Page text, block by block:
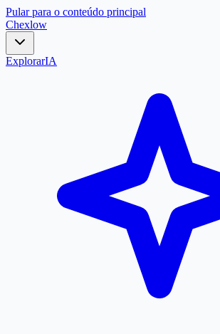
Pular para o conteúdo principal
Chexlow
ExplorarIA